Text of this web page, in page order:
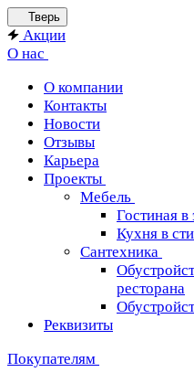
Тверь
Акции
О нас
О компании
Контакты
Новости
Отзывы
Карьера
Проекты
Мебель
Гостиная в
Кухня в
Сантехника
ресторана
Реквизиты
Покупателям